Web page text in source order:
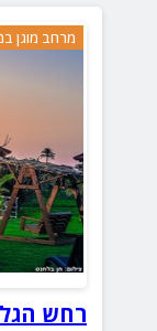
מרחב מוגן
רחש